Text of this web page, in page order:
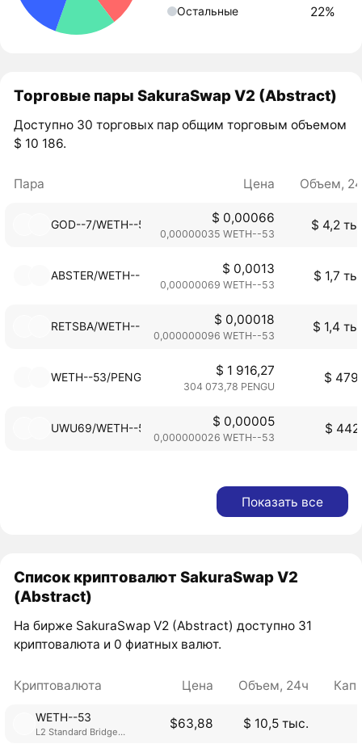
Остальные 22%
Торговые пары SakuraSwap V2 (Abstract)
Доступно 30 торговых пар общим торговым объемом
$ 10 186.
Пара Цена Объем,
GOD--7/WETH--53 $ 0,00066
0,00000035 WETH--53
$ 4,2
ABSTER/WETH--53 $ 0,0013
0,00000069 WETH--53
$ 1,7
RETSBA/WETH--53 $ 0,00018
0,000000096 WETH--53
$ 1,4
WETH--53/PENGU $ 1 916,27
304 073,78 PENGU
$
UWU69/WETH--53 $ 0,00005
0,000000026 WETH--53
$
Показать все
Список криптовалют SakuraSwap V2
(Abstract)
На бирже SakuraSwap V2 (Abstract) доступно 31
криптовалюта и 0 фиатных валют.
Криптовалюта Цена Объем, 24ч
WETH--53
L2 Standard Bridged WETH (Abstract)
$63,88 $ 10,5 тыс.